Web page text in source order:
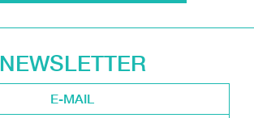
NEWSLETTER